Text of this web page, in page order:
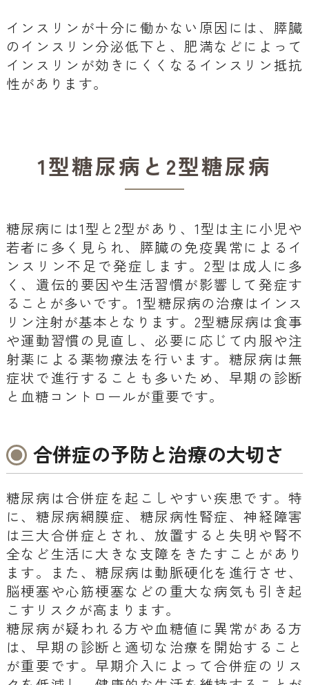
インスリンが十分に働かない原因には、膵臓
のインスリン分泌低下と、肥満などによって
インスリンが効きにくくなるインスリン抵抗
性があります。
1型糖尿病と2型糖尿病
糖尿病には1型と2型があり、1型は主に小児や
若者に多く見られ、膵臓の免疫異常によるイ
ンスリン不足で発症します。2型は成人に多
く、遺伝的要因や生活習慣が影響して発症す
ることが多いです。1型糖尿病の治療はインス
リン注射が基本となります。2型糖尿病は食事
や運動習慣の見直し、必要に応じて内服や注
射薬による薬物療法を行います。糖尿病は無
症状で進行することも多いため、早期の診断
と血糖コントロールが重要です。
合併症の予防と治療の大切さ
糖尿病は合併症を起こしやすい疾患です。特
に、糖尿病網膜症、糖尿病性腎症、神経障害
は三大合併症とされ、放置すると失明や腎不
全など生活に大きな支障をきたすことがあり
ます。また、糖尿病は動脈硬化を進行させ、
脳梗塞や心筋梗塞などの重大な病気も引き起
こすリスクが高まります。
糖尿病が疑われる方や血糖値に異常がある方
は、早期の診断と適切な治療を開始すること
が重要です。早期介入によって合併症のリス